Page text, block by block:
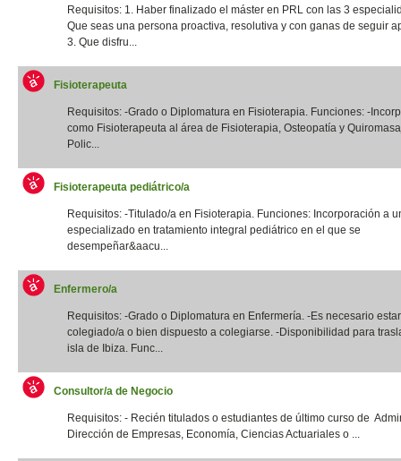
Requisitos: 1. Haber finalizado el máster en PRL con las 3
Que seas una persona proactiva, resolutiva y con ganas de seguir
3. Que disfru...
Fisioterapeuta
Requisitos: -Grado o Diplomatura en Fisioterapia. Funciones: -
como Fisioterapeuta al área de Fisioterapia, Osteopatía y
Polic...
Fisioterapeuta pediátrico/a
Requisitos: -Titulado/a en Fisioterapia. Funciones: Incorporación a
especializado en tratamiento integral pediátrico en el que se
desempeñar&aacu...
Enfermero/a
Requisitos: -Grado o Diplomatura en Enfermería. -Es necesario estar
colegiado/a o bien dispuesto a colegiarse. -Disponibilidad para
isla de Ibiza. Func...
Consultor/a de Negocio
Requisitos: - Recién titulados o estudiantes de último curso de
Dirección de Empresas, Economía, Ciencias Actuariales o ...